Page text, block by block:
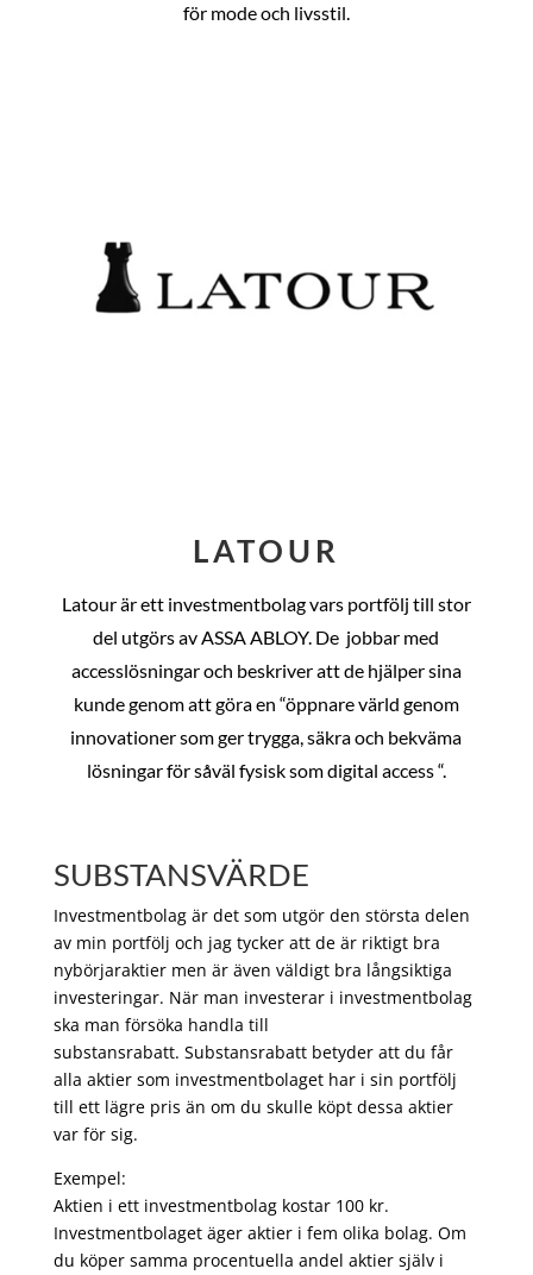
för mode och livsstil.
LATOUR
Latour är ett investmentbolag vars portfölj till stor
del utgörs av ASSA ABLOY. De jobbar med
accesslösningar och beskriver att de hjälper sina
kunde genom att göra en “öppnare värld genom
innovationer som ger trygga, säkra och bekväma
lösningar för såväl fysisk som digital access “.
SUBSTANSVÄRDE
Investmentbolag är det som utgör den största delen
av min portfölj och jag tycker att de är riktigt bra
nybörjaraktier men är även väldigt bra långsiktiga
investeringar. När man investerar i investmentbolag
ska man försöka handla till
substansrabatt. Substansrabatt betyder att du får
alla aktier som investmentbolaget har i sin portfölj
till ett lägre pris än om du skulle köpt dessa aktier
var för sig.
Exempel:
Aktien i ett investmentbolag kostar 100 kr.
Investmentbolaget äger aktier i fem olika bolag. Om
du köper samma procentuella andel aktier själv i